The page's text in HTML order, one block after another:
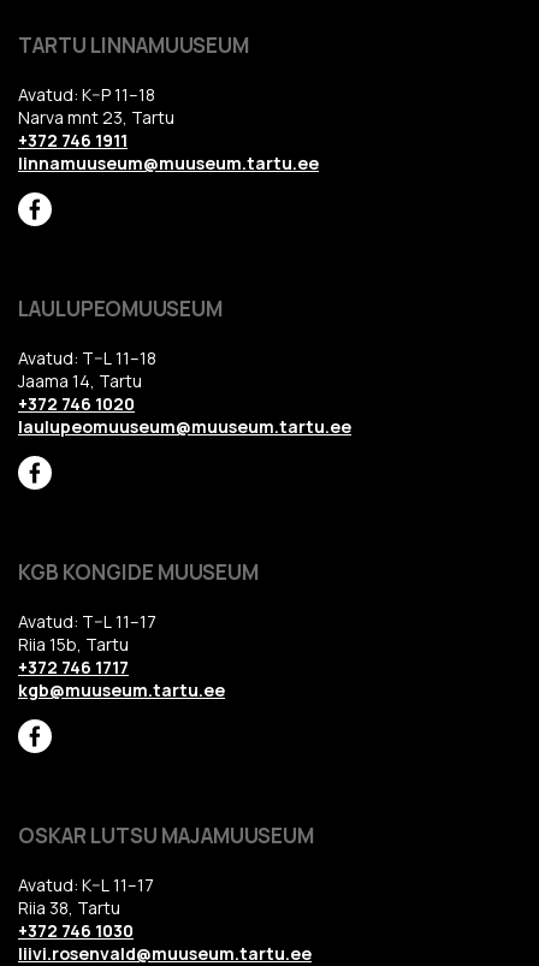
TARTU LINNAMUUSEUM
Avatud: K–P 11–18
Narva mnt 23, Tartu
+372 746 1911
linnamuuseum@muuseum.tartu.ee
LAULUPEOMUUSEUM
Avatud: T–L 11–18
Jaama 14, Tartu
+372 746 1020
laulupeomuuseum@muuseum.tartu.ee
KGB KONGIDE MUUSEUM
Avatud: T–L 11–17
Riia 15b, Tartu
+372 746 1717
kgb@muuseum.tartu.ee
OSKAR LUTSU MAJAMUUSEUM
Avatud: K–L 11–17
Riia 38, Tartu
+372 746 1030
liivi.rosenvald@muuseum.tartu.ee